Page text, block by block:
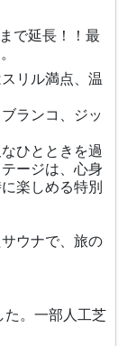
で延長！！最
リル満点、温
ランコ、ジッ
ひとときを過
ージは、心身
楽しめる特別
ウナで、旅の
。一部人工芝